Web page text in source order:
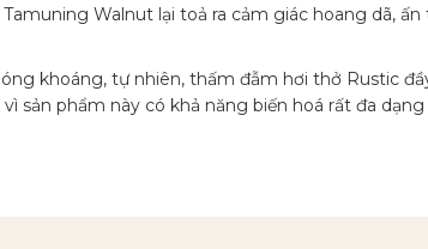
Walnut lại toả ra cảm giác hoang dã, ấn
khoáng, tự nhiên, thấm đẫm hơi thở Rustic
sản phẩm này có khả năng biến hoá rất đa